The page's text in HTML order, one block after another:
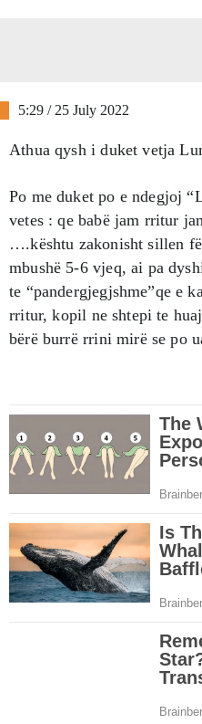
5:29 / 25 July 2022
Athua qysh i duket vetja
Po me duket po e ndegjoj
vetes : qe babë jam rritur
….kështu zakonisht sillen
mbushë 5-6 vjeq, ai pa
te “pandergjegjshme”qe e
rritur, kopil ne shtepi te
bërë burrë rrini mirë se po